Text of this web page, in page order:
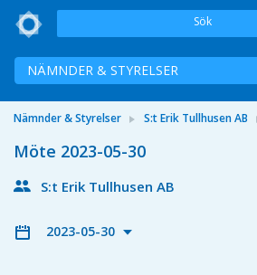
Sök
NÄMNDER & STYRELSER
Nämnder & Styrelser S:t Erik Tullhusen AB
Möte 2023-05-30
S:t Erik Tullhusen AB
2023-05-30